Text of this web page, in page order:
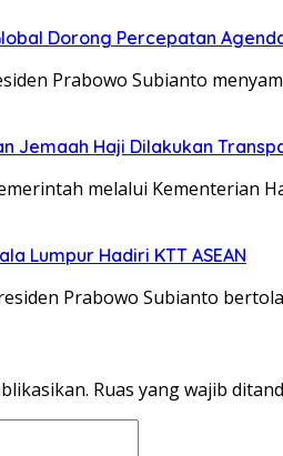
Dorong Percepatan
Prabowo Subianto
Jemaah Haji Dilakukan
melalui
Lumpur Hadiri KTT ASEAN
Prabowo Subianto
Ruas yang wajib